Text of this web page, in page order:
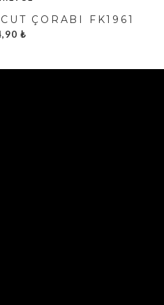
ÇORABI FK1961
₺